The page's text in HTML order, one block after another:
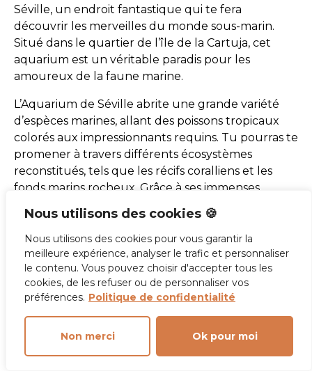
Nous utilisons des cookies 🍪
Nous utilisons des cookies pour vous garantir la
meilleure expérience, analyser le trafic et personnaliser
le contenu. Vous pouvez choisir d'accepter tous les
cookies, de les refuser ou de personnaliser vos
préférences. Politique de confidentialité
Non merci Ok pour moi
Séville, un endroit fantastique qui te fera
découvrir les merveilles du monde sous-marin.
Situé dans le quartier de l’île de la Cartuja, cet
aquarium est un véritable paradis pour les
amoureux de la faune marine.
L’Aquarium de Séville abrite une grande variété
d’espèces marines, allant des poissons tropicaux
colorés aux impressionnants requins. Tu pourras te
promener à travers différents écosystèmes
reconstitués, tels que les récifs coralliens et les
fonds marins rocheux. Grâce à ses immenses
réservoirs d’eau, tu auras l’impression d’être au
cœur de l’océan.
Une des attractions phares de cet aquarium est le
tunnel sous-marin. En marchant à l’intérieur, tu
seras entouré par les magnifiques créatures
marines nageant juste au-dessus de toi. C’est une
expérience vraiment unique qui te permettra de
voir les animaux de près et de comprendre leur